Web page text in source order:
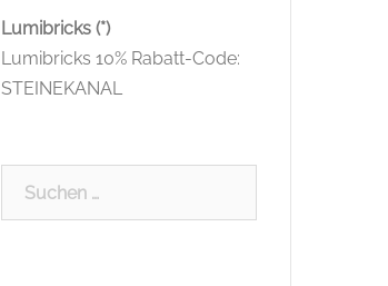
Lumibricks (*)
Lumibricks 10% Rabatt-Code:
STEINEKANAL